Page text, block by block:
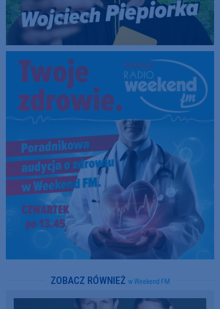
ZOBACZ RÓWNIEŻ w Weekend FM